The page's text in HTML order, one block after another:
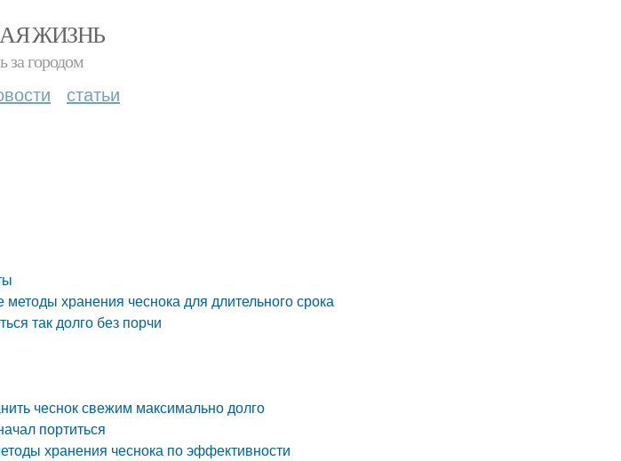
ЖИЗНЬ
за городом
статьи
хранения чеснока для длительного срока
так долго без порчи
чеснок свежим максимально долго
портиться
хранения чеснока по эффективности